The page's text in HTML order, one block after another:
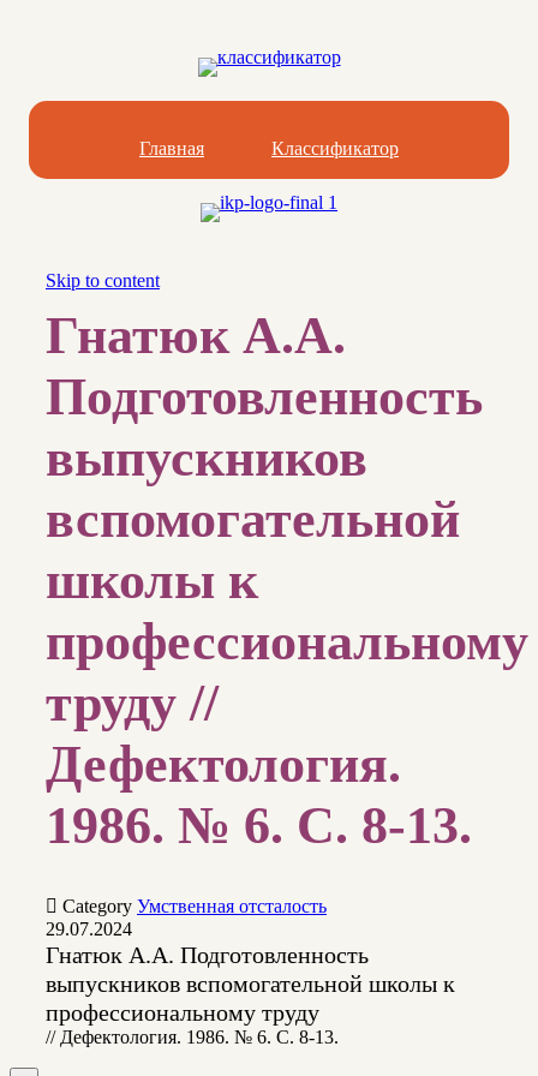
Главная Классификатор
Skip to content
Гнатюк А.А.
Подготовленность
выпускников
вспомогательной
школы к
профессиональному
труду //
Дефектология.
1986. № 6. С. 8-13.
 Category Умственная отсталость
29.07.2024
Гнатюк А.А. Подготовленность
выпускников вспомогательной школы к
профессиональному труду
// Дефектология. 1986. № 6. С. 8-13.